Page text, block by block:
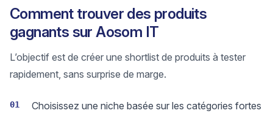
Comment trouver des produits
gagnants sur Aosom IT
L’objectif est de créer une shortlist de produits à tester
rapidement, sans surprise de marge.
01
Choisissez une niche basée sur les catégories fortes